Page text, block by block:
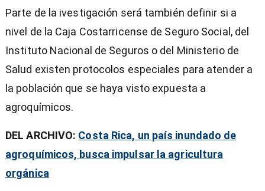
Parte de la ivestigación será también definir si a
nivel de la Caja Costarricense de Seguro Social, del
Instituto Nacional de Seguros o del Ministerio de
Salud existen protocolos especiales para atender a
la población que se haya visto expuesta a
agroquímicos.
DEL ARCHIVO: Costa Rica, un país inundado de
agroquímicos, busca impulsar la agricultura
orgánica